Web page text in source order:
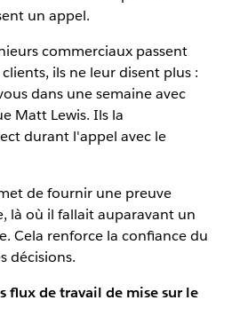
un appel.
commerciaux passent
ils ne leur disent plus :
dans une semaine avec
Matt Lewis. Ils la
durant l'appel avec le
de fournir une preuve
là où il fallait auparavant un
Cela renforce la confiance du
décisions.
flux de travail de mise sur le